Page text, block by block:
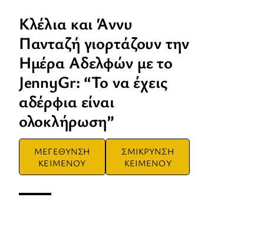
Κλέλια και Άννυ
Πανταζή γιορτάζουν την
Ημέρα Αδελφών με το
JennyGr: “Το να έχεις
αδέρφια είναι
ολοκλήρωση”
ΜΕΓΕΘΥΝΣΗ
ΚΕΙΜΕΝΟΥ
ΣΜΙΚΡΥΝΣΗ
ΚΕΙΜΕΝΟΥ